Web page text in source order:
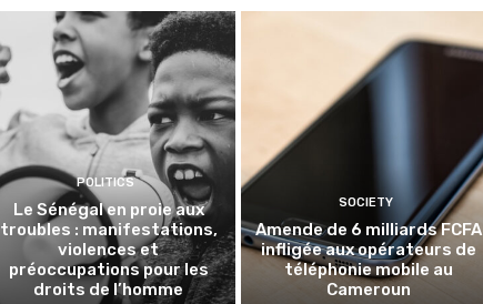
POLITICS
Le Sénégal en proie aux
troubles : manifestations,
violences et
préoccupations pour les
droits de l’homme
SOCIETY
Amende de 6 milliards FCFA
infligée aux opérateurs de
téléphonie mobile au
Cameroun